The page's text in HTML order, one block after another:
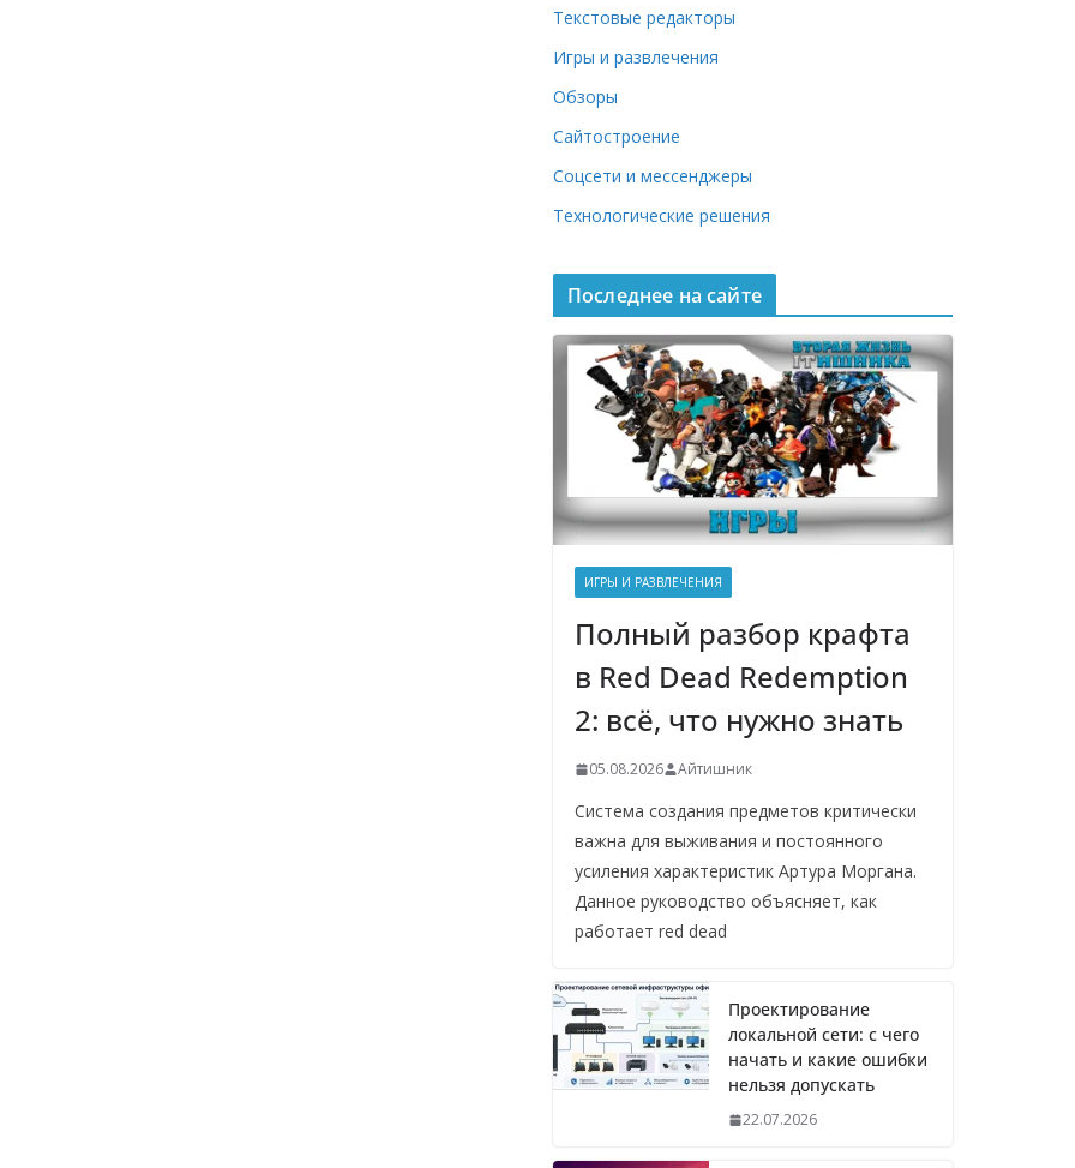
Текстовые редакторы
Игры и развлечения
Обзоры
Сайтостроение
Соцсети и мессенджеры
Технологические решения
Последнее на сайте
ИГРЫ И РАЗВЛЕЧЕНИЯ
Полный разбор крафта
в Red Dead Redemption
2: всё, что нужно знать
05.08.2026 Айтишник
Система создания предметов критически
важна для выживания и постоянного
усиления характеристик Артура Моргана.
Данное руководство объясняет, как
работает red dead
Проектирование
локальной сети: с чего
начать и какие ошибки
нельзя допускать
22.07.2026